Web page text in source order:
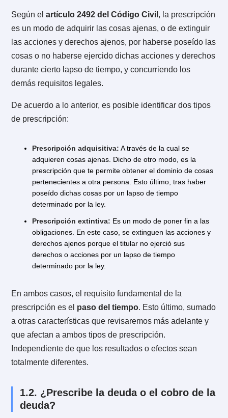
La prescripción determina que el deudor de un
puede liberarse de una deuda sin necesidad de
si se cumple una cantidad de tiempo definido por la
si se cumplen los demás requisitos legales. Esto
no sólo libera al deudor sino, también le quita al
acreedor su derecho de cobrar.
1.1. ¿Qué es la prescripción?
Según elartículo 2492 del Código Civil, la
es un modo de adquirir las cosas ajenas, o de
las acciones y derechos ajenos, por haberse
cosas o no haberse ejercido dichas acciones y
durante cierto lapso de tiempo, y concurriendo los
demás requisitos legales.
De acuerdo a lo anterior, es posible identificar dos
de prescripción:
Prescripción adquisitiva:A través de la cual se
adquieren cosas ajenas. Dicho de otro modo, es la
prescripción que te permite obtener el dominio de
pertenecientes a otra persona. Esto último, tras
poseído dichas cosas por un lapso de tiempo
determinado por la ley.
obligaciones. En este caso, se extinguen las
derechos ajenos porque el titular no ejerció sus